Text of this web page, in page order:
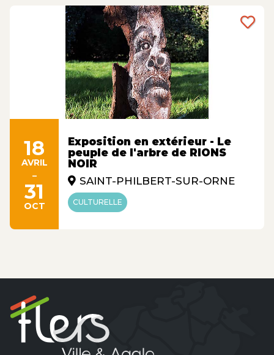
18
AVRIL
-
31
OCT
Exposition en extérieur - Le
peuple de l'arbre de RIONS
NOIR
SAINT-PHILBERT-SUR-ORNE
CULTURELLE